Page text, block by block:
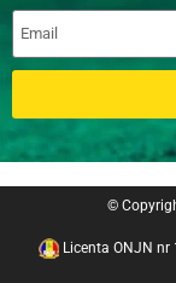
©
Licenta ONJN nr